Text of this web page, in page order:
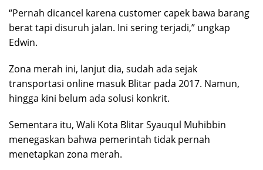
“Pernah dicancel karena customer capek bawa barang
berat tapi disuruh jalan. Ini sering terjadi,” ungkap
Edwin.
Zona merah ini, lanjut dia, sudah ada sejak
transportasi online masuk Blitar pada 2017. Namun,
hingga kini belum ada solusi konkrit.
Sementara itu, Wali Kota Blitar Syauqul Muhibbin
menegaskan bahwa pemerintah tidak pernah
menetapkan zona merah.